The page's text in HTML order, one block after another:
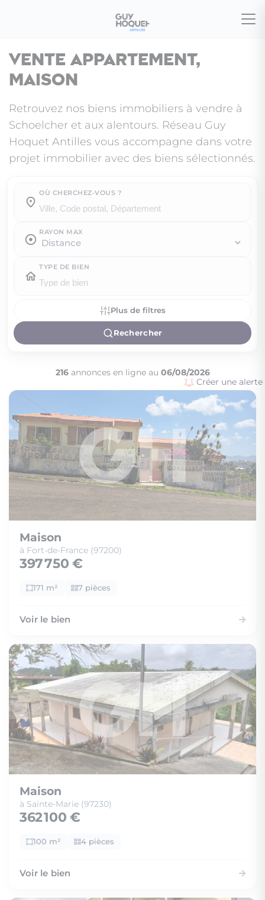
Vente appartement,
maison
Retrouvez nos biens immobiliers à vendre à
Schoelcher et aux alentours. Réseau Guy
Hoquet Antilles vous accompagne dans votre
projet immobilier avec des biens sélectionnés.
OÙ CHERCHEZ-VOUS ?
RAYON MAX
TYPE DE BIEN
Plus de filtres
Rechercher
216annonces en ligne au 06/08/2026
Créer une alerte
Maison
à Fort-de-France (97200)
397 750 €
171 m² 7 pièces
Voir le bien
Maison
à Sainte-Marie (97230)
362 100 €
100 m² 4 pièces
Voir le bien